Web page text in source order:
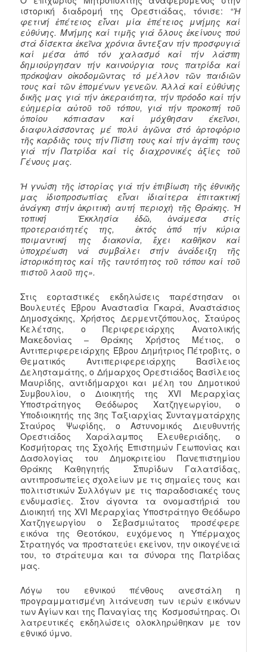
ιστορική διαδρομή της Ορεστιάδας, τόνισε: “Ἡ
φετινή ἐπέτειος εἶναι μία ἐπέτειος μνήμης καί
εὐθύνης. Μνήμης καί τιμῆς γιά ὅλους ἐκείνους πού
στά δίσεκτα ἐκεῖνα χρόνια ἄντεξαν τήν προσφυγιά
καί μέσα ἀπό τόν χαλασμό καί τήν λάσπη
δημιούργησαν τήν καινούργια τους πατρίδα καί
πρόκοψαν οἰκοδομῶντας τό μέλλον τῶν παιδιῶν
τους καί τῶν ἑπομένων γενεῶν. Ἀλλά καί εὐθύνης
δικῆς μας γιά τήν ἀκεραιότητα, τήν πρόοδο καί τήν
εὐημερία αὐτοῦ τοῦ τόπου, γιά τήν προκοπή τοῦ
ὁποίου κόπιασαν καί μόχθησαν έκεῖνοι,
διαφυλάσσοντας μέ πολύ ἀγῶνα στό ἀρτοφὀριο
τῆς καρδιᾶς τους τήν Πίστη τους καί τήν ἀγάπη τους
γιά τήν Πατρίδα καί τίς διαχρονικές ἀξίες τοῦ
Γένους μας.
Ἡ γνώση τῆς ἱστορίας γιά τήν ἐπιβίωση τῆς ἐθνικῆς
μας ἰδιοπροσωπίας εἶναι ἰδιαίτερα ἐπιτακτική
ἀνάγκη στήν ἀκριτικὴ αυτή περιοχὴ τῆς Θράκης. Ἡ
τοπική Ἐκκλησία ἐδῶ, ἀνάμεσα στίς
προτεραιότητές της, ἐκτός ἀπό τήν κύρια
ποιμαντική της διακονία, ἔχει καθῆκον καί
ὑποχρέωση νά συμβάλει στήν ἀνάδειξη τῆς
ἱστορικότητος καί τῆς ταυτότητος τοῦ τόπου καί τοῦ
πιστοῦ λαοῦ της».
Στις εορταστικές εκδηλώσεις παρέστησαν οι
Βουλευτές Έβρου Αναστασία Γκαρά, Αναστάσιος
Δημοσχάκης, Χρήστος Δερμεντζόπουλος, Σταύρος
Κελέτσης, ο Περιφερειάρχης Ανατολικής
Μακεδονίας – Θράκης Χρήστος Μέτιος, ο
Αντιπεριφερειάρχης Έβρου Δημήτριος Πέτροβιτς, ο
Θεματικός Αντιπεριφερειάρχης Βασίλειος
Δελησταμάτης, ο Δήμαρχος Ορεστιάδος Βασίλειος
Μαυρίδης, αντιδήμαρχοι και μέλη του Δημοτικού
Συμβουλίου, ο Διοικητής της XVI Μεραρχίας
Υποστράτηγος Θεόδωρος Χατζηγεωργίου, ο
Υποδιοικητής της 3ης Ταξιαρχίας Συνταγματάρχης
Σταύρος Ψωφίδης, ο Αστυνομικός Διευθυντής
Ορεστιάδος Χαράλαμπος Ελευθεριάδης, ο
Κοσμήτορας της Σχολής Επιστημών Γεωπονίας και
Δασολογίας του Δημοκριτείου Πανεπιστημίου
Θράκης Καθηγητής Σπυρίδων Γαλατσίδας,
αντιπροσωπείες σχολείων με τις σημαίες τους και
πολιτιστικών Συλλόγων με τις παραδοσιακές τους
ενδυμασίες. Στον άγοντα τα ονομαστήριά του
Διοικητή της XVI Μεραρχίας Υποστράτηγο Θεόδωρο
Χατζηγεωργίου ο Σεβασμιώτατος προσέφερε
εικόνα της Θεοτόκου, ευχόμενος η Υπέρμαχος
Στρατηγός να προστατεύει εκείνον, την οικογένειά
του, το στράτευμα και τα σύνορα της Πατρίδας
μας.
Λόγω του εθνικού πένθους ανεστάλη η
προγραμματισμένη λιτάνευση των ιερών εικόνων
των Αγίων και της Παναγίας της Κοσμοσώτηρας. Οι
λατρευτικές εκδηλώσεις ολοκληρώθηκαν με τον
εθνικό ύμνο.